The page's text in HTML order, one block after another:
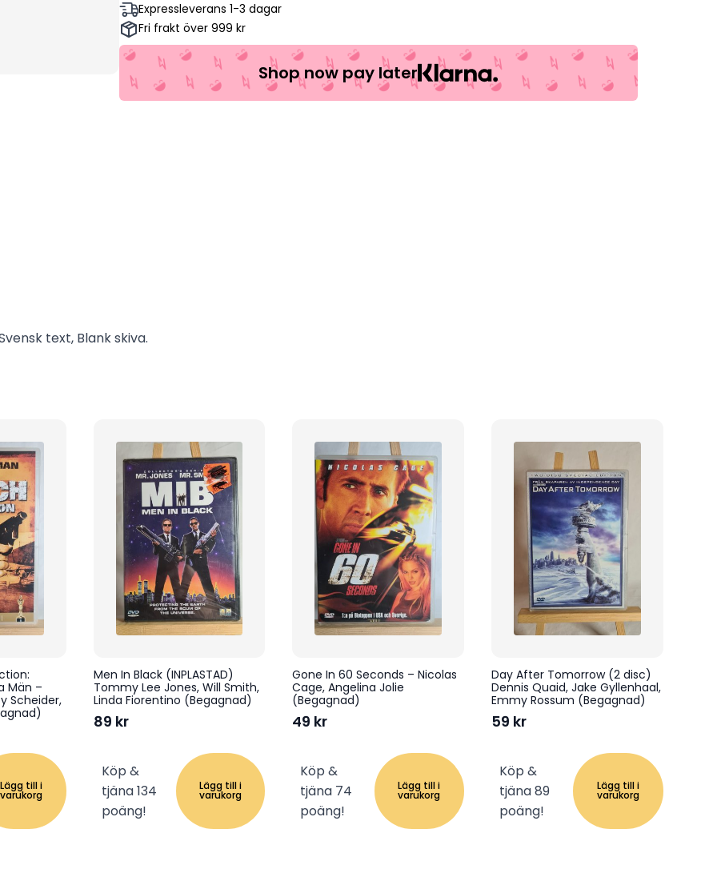
Expressleverans 1-3 dagar
Fri frakt över 999 kr
Shop now pay later
text, Blank skiva.
Män –
Scheider,
Lägg till i
varukorg
Men In Black (INPLASTAD)
Tommy Lee Jones, Will Smith,
Linda Fiorentino (Begagnad)
89 kr
Köp &
tjäna 134
poäng!
Lägg till i
varukorg
Gone In 60 Seconds – Nicolas
Cage, Angelina Jolie
(Begagnad)
49 kr
Köp &
tjäna 74
poäng!
Lägg till i
varukorg
Day After Tomorrow (2 disc)
Dennis Quaid, Jake Gyllenhaal,
Emmy Rossum (Begagnad)
59 kr
Köp &
tjäna 89
poäng!
Lägg till i
varukorg